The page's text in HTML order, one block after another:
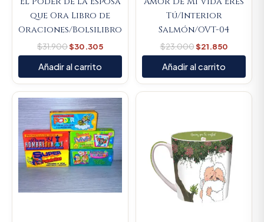
que Ora Libro de
Oraciones/Bolsilibro
$31.900$30.305
Añadir al carrito
Tú/Interior
Salmón/OVT-04
$23.000$21.850
Añadir al carrito
Original
price
was:
$9.000.
Current
price
is:
$8.550.
Current